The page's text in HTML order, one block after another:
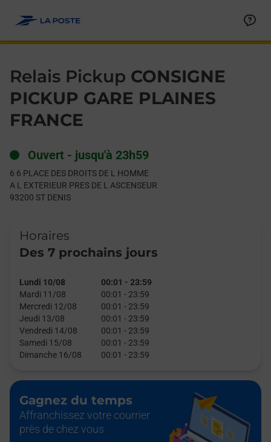
Relais Pickup CONSIGNE
PICKUP GARE PLAINES
FRANCE
Ouvert - jusqu'à 23h59
6 6 PLACE DES DROITS DE L HOMME
A L EXTERIEUR PRES DE L ASCENSEUR
93200 ST DENIS
Horaires
Des 7 prochains jours
Lundi 10/08 00:01 - 23:59
Mardi 11/08
00:01 - 23:59
Mercredi 12/08
00:01 - 23:59
Jeudi 13/08
00:01 - 23:59
Vendredi 14/08
00:01 - 23:59
Samedi 15/08
00:01 - 23:59
Dimanche 16/08
00:01 - 23:59
Gagnez du temps
Affranchissez votre courrier
près de chez vous